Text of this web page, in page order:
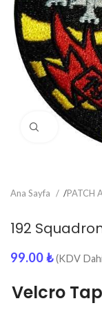
Click to
Ana Sayfa /PATCH
192
99.00₺ (KDV
Velcro